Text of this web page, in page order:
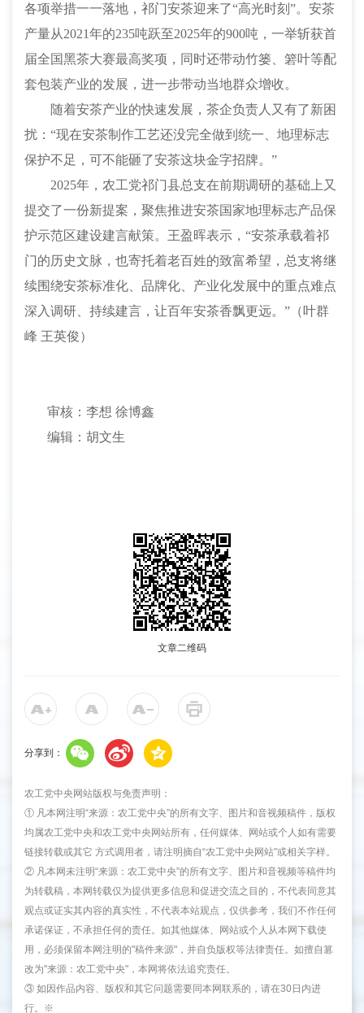
各项举措一一落地，祁门安茶迎来了“高光时刻”。安茶
产量从2021年的235吨跃至2025年的900吨，一举斩获首
届全国黑茶大赛最高奖项，同时还带动竹篓、箬叶等配
套包装产业的发展，进一步带动当地群众增收。
随着安茶产业的快速发展，茶企负责人又有了新困
扰：“现在安茶制作工艺还没完全做到统一、地理标志
保护不足，可不能砸了安茶这块金字招牌。”
2025年，农工党祁门县总支在前期调研的基础上又
提交了一份新提案，聚焦推进安茶国家地理标志产品保
护示范区建设建言献策。王盈晖表示，“安茶承载着祁
门的历史文脉，也寄托着老百姓的致富希望，总支将继
续围绕安茶标准化、品牌化、产业化发展中的重点难点
深入调研、持续建言，让百年安茶香飘更远。”（叶群
峰 王英俊）
审核：李想 徐博鑫
编辑：胡文生
文章二维码
分享到：
农工党中央网站版权与免责声明：
① 凡本网注明“来源：农工党中央”的所有文字、图片和音视频稿件，版权
均属农工党中央和农工党中央网站所有，任何媒体、网站或个人如有需要
链接转载或其它 方式调用者，请注明摘自“农工党中央网站”或相关字样。
② 凡本网未注明“来源：农工党中央”的所有文字、图片和音视频等稿件均
为转载稿，本网转载仅为提供更多信息和促进交流之目的，不代表同意其
观点或证实其内容的真实性，不代表本站观点，仅供参考，我们不作任何
承诺保证，不承担任何的责任。如其他媒体、网站或个人从本网下载使
用，必须保留本网注明的"稿件来源"，并自负版权等法律责任。如擅自篡
改为"来源：农工党中央"，本网将依法追究责任。
③ 如因作品内容、版权和其它问题需要同本网联系的，请在30日内进
行。※